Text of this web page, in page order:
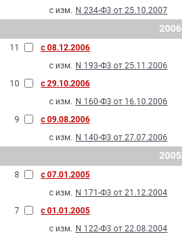
с изм. N 234-Ф3 от 25.10.2007
2006
11
с 08.12.2006
с изм. N 193-Ф3 от 25.11.2006
10
с 29.10.2006
с изм. N 160-Ф3 от 16.10.2006
9
с 09.08.2006
с изм. N 140-Ф3 от 27.07.2006
2005
8
с 07.01.2005
с изм. N 171-Ф3 от 21.12.2004
7
с 01.01.2005
с изм. N 122-Ф3 от 22.08.2004